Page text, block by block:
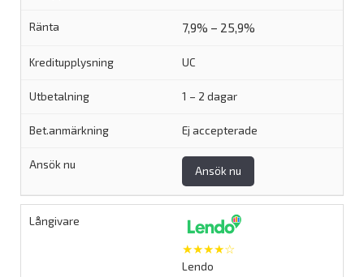
7,9% – 25,9%
UC
1 – 2 dagar
Ej accepterade
Ansök nu
★★★★☆
Lendo